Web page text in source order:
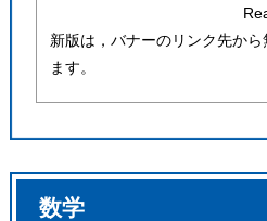
新版は，バナーのリンク先か
ます。
数学